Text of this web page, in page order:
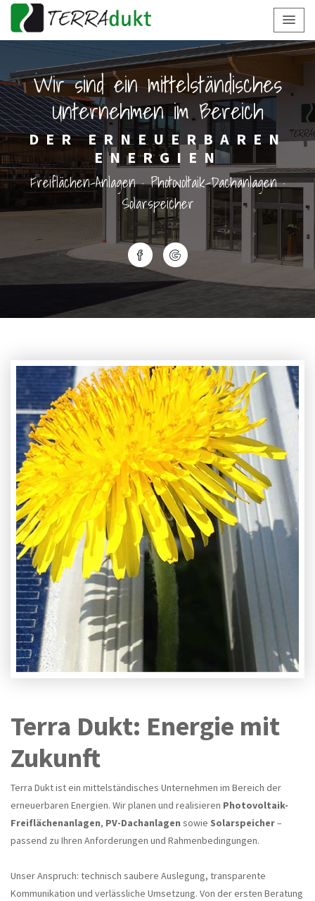
Wir sind ein mittelständisches
Unternehmen im Bereich
DER ERNEUERBAREN
ENERGIEN
Freiflächen-Anlagen · Photovoltaik-Dachanlagen ·
Solarspeicher
Terra Dukt: Energie mit
Zukunft
Terra Dukt ist ein mittelständisches Unternehmen im Bereich der
erneuerbaren Energien. Wir planen und realisieren Photovoltaik-
Freiflächenanlagen, PV-Dachanlagen sowie Solarspeicher–
passend zu Ihren Anforderungen und Rahmenbedingungen.
Unser Anspruch: technisch saubere Auslegung, transparente
Kommunikation und verlässliche Umsetzung. Von der ersten Beratung